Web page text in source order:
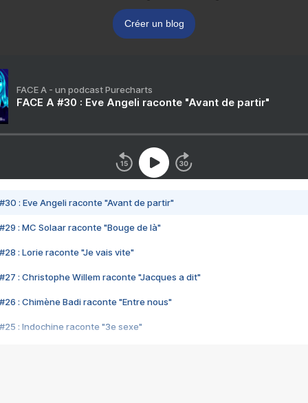
Créer un blog
FACE A - un podcast Purecharts
FACE A #30 : Eve Angeli raconte "Avant de partir"
#30 : Eve Angeli raconte "Avant de partir"
#29 : MC Solaar raconte "Bouge de là"
#28 : Lorie raconte "Je vais vite"
#27 : Christophe Willem raconte "Jacques a dit"
#26 : Chimène Badi raconte "Entre nous"
#25 : Indochine raconte "3e sexe"